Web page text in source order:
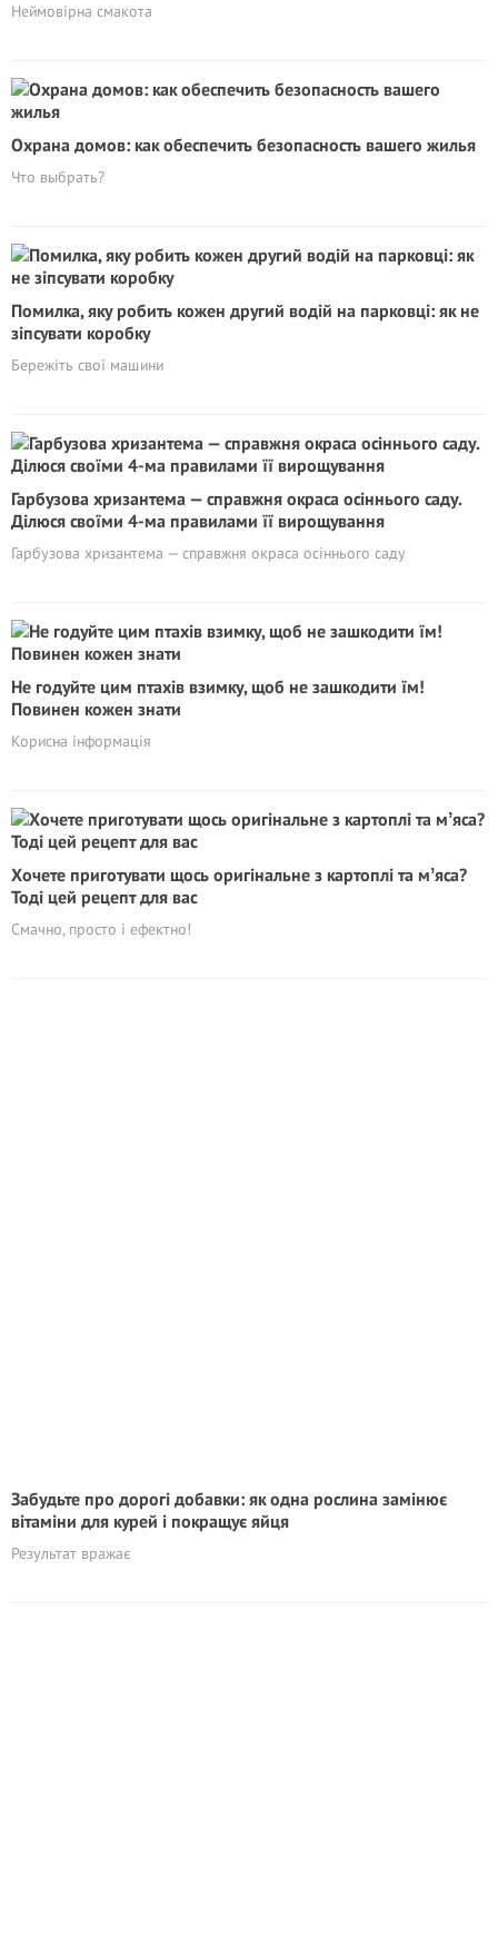
Неймовірна смакота
Охрана домов: как обеспечить безопасность вашего жилья
Что выбрать?
Помилка, яку робить кожен другий водій на парковці: як не
зіпсувати коробку
Бережіть свої машини
Гарбузова хризантема — справжня окраса осіннього саду.
Ділюся своїми 4-ма правилами її вирощування
Гарбузова хризантема — справжня окраса осіннього саду
Не годуйте цим птахів взимку, щоб не зашкодити їм!
Повинен кожен знати
Корисна інформація
Хочете приготувати щось оригінальне з картоплі та мʼяса?
Тоді цей рецепт для вас
Смачно, просто і ефектно!
Забудьте про дорогі добавки: як одна рослина замінює
вітаміни для курей і покращує яйця
Результат вражає